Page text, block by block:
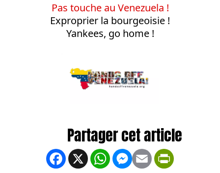
Pas touche au Venezuela !
Exproprier la bourgeoisie !
Yankees, go home !
Facebook
X WhatsApp
Messenger
Email